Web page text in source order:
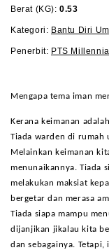
Berat (KG):0.53
Kategori: Bantu Diri
Penerbit: PTS
Mengapa tema iman
Kerana keimanan
Tiada warden di rumah
Melainkan keimanan
menunaikannya. Tiada
melakukan maksiat
bergetar dan merasa
Tiada siapa mampu
dijanjikan jikalau kita
dan sebagainya.